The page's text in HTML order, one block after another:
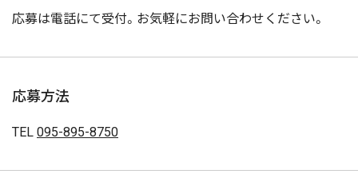
応募は電話にて受付。お気軽にお問い合わせください。
応募方法
TEL 095-895-8750